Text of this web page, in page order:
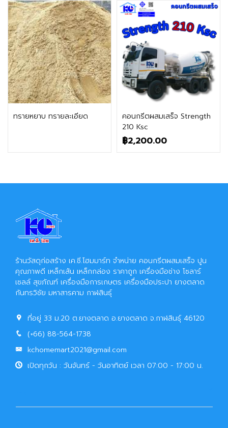
ทรายหยาบ ทรายละเอียด
ติดต่อฝ่ายขาย
คอนกรีตผสมเสร็จ Strength
210 Ksc
฿2,200.00
ติดต่อฝ่ายขาย
ร้านวัสดุก่อสร้าง เค.ซี.โฮมมาร์ท จำหน่าย คอนกรีตผสมเสร็จ ปูน
คุณภาพดี เหล็กเส้น เหล็กกล่อง ราคาถูก เครื่องมือช่าง โซลาร์
เซลล์ สุขภัณฑ์ เครื่องมือการเกษตร เครื่องมือประปา ยางตลาด
กันทรวิชัย มหาสารคาม กาฬสินธุ์
ที่อยู่ 33 ม.20 ต.ยางตลาด อ.ยางตลาด จ.กาฬสินธุ์ 46120
(+66) 88-564-1738
kchomemart2021@gmail.com
เปิดทุกวัน : วันจันทร์ - วันอาทิตย์ เวลา 07:00 - 17:00 น.